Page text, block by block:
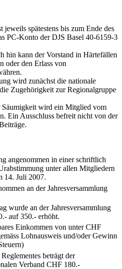
spätestens bis zum Ende des
PC-Konto der DJS Basel 40-6159-3
hin kann der Vorstand in Härtefällen
oder den Erlass von
wird zunächst die nationale
Zugehörigkeit zur Regionalgruppe
wird ein Mitglied vom
Ein Ausschluss befreit nicht von der
angenommen in einer schriftlich
unter allen Mitgliedern
14. Juli 2007.
an der Jahresversammlung
wurde an der Jahresversammlung
auf 350.- erhöht.
Einkommen von unter CHF
Lohnausweis und/oder Gewinn
beträgt der
Verband CHF 180.-